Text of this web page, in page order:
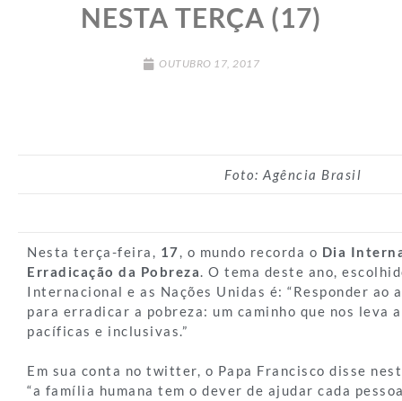
NESTA TERÇA (17)
OUTUBRO 17, 2017
Foto: Agência Brasil
Nesta terça-feira, 17, o mundo recorda o Dia
Erradicação da Pobreza. O tema deste ano,
Internacional e as Nações Unidas é: “Responder ao
para erradicar a pobreza: um caminho que nos leva
pacíficas e inclusivas.”
Em sua conta no twitter, o Papa Francisco disse
“a família humana tem o dever de ajudar cada